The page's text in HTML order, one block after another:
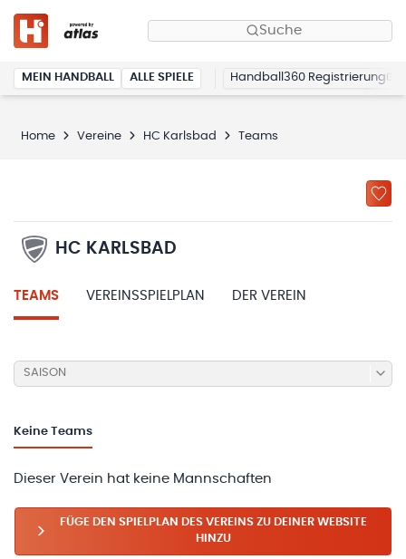
Suche
MEIN HANDBALL ALLE SPIELE Handball360 Registrierung
Home Vereine HC Karlsbad Teams
HC KARLSBAD
TEAMS VEREINSSPIELPLAN DER VEREIN
SAISON
Keine Teams
Dieser Verein hat keine Mannschaften
FÜGE DEN SPIELPLAN DES VEREINS ZU DEINER WEBSITE
HINZU